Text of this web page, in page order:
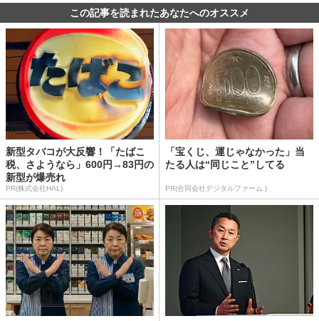
この記事を読まれたあなたへのオススメ
新型タバコが大反響！「たばこ
税、さようなら」600円→83円の
新型が爆売れ
PR(株式会社HAL)
「宝くじ、運じゃなかった」当
たる人は“同じこと”してる
PR(合同会社デジタルファーム )